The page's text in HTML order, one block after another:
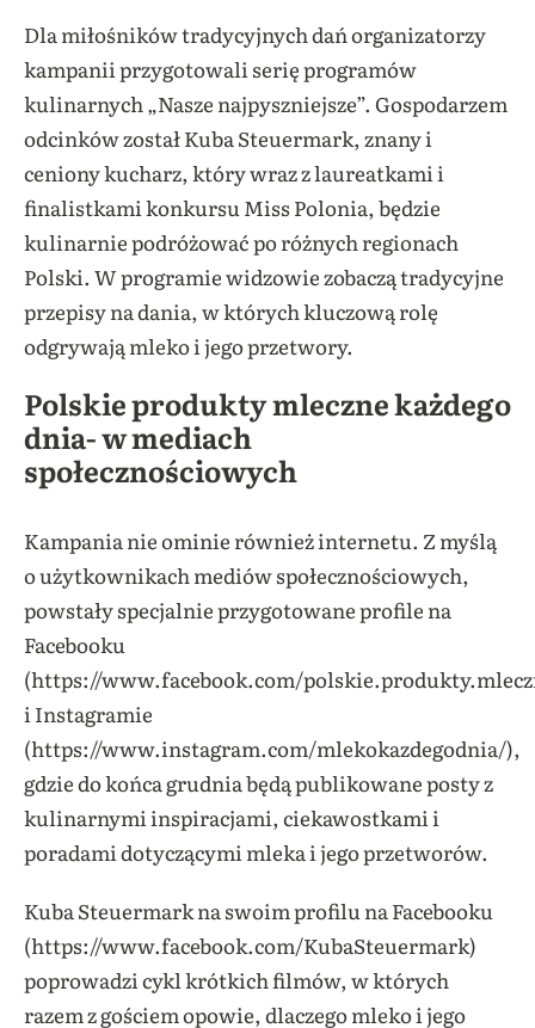
Dla miłośników tradycyjnych dań organizatorzy
kampanii przygotowali serię programów
kulinarnych „Nasze najpyszniejsze”. Gospodarzem
odcinków został Kuba Steuermark, znany i
ceniony kucharz, który wraz z laureatkami i
finalistkami konkursu Miss Polonia, będzie
kulinarnie podróżować po różnych regionach
Polski. W programie widzowie zobaczą tradycyjne
przepisy na dania, w których kluczową rolę
odgrywają mleko i jego przetwory.
Polskie produkty mleczne każdego
dnia- w mediach
społecznościowych
Kampania nie ominie również internetu. Z myślą
o użytkownikach mediów społecznościowych,
powstały specjalnie przygotowane profile na
Facebooku
(https://www.facebook.com/
i Instagramie
(https://www.instagram.com/mlekokazdegodnia/),
gdzie do końca grudnia będą publikowane posty z
kulinarnymi inspiracjami, ciekawostkami i
poradami dotyczącymi mleka i jego przetworów.
Kuba Steuermark na swoim profilu na Facebooku
(https://www.facebook.com/KubaSteuermark)
poprowadzi cykl krótkich filmów, w których
razem z gościem opowie, dlaczego mleko i jego